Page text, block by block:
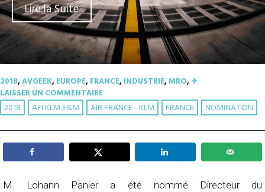
Lire la Suite
2018,AVGEEK,EUROPE,FRANCE,INDUSTRIE,MRO,✈︎
LAISSER UN COMMENTAIRE
2018 AFI KLM E&M AIR FRANCE - KLM FRANCE NOMINATION
M. Lohann Panier a été nommé Directeur du